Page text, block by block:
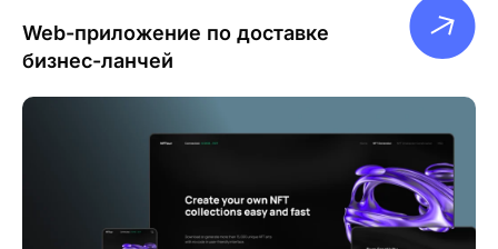
Web-приложение по доставке
бизнес-ланчей